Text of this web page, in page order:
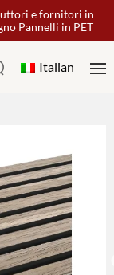
e fornitori in
Pannelli in PET
Italian